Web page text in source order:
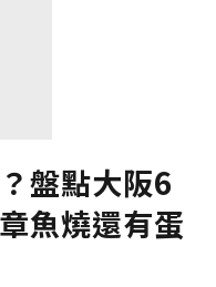
盤點大阪6
魚燒還有蛋